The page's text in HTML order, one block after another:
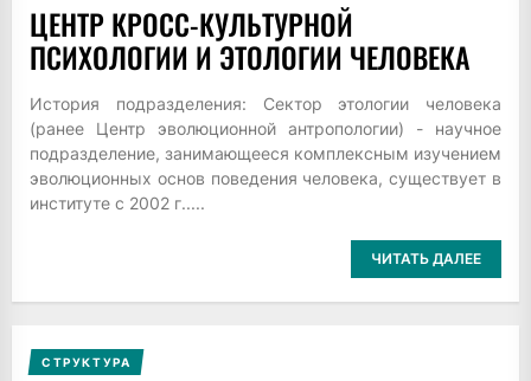
ЦЕНТР КРОСС-КУЛЬТУРНОЙ
ПСИХОЛОГИИ И ЭТОЛОГИИ ЧЕЛОВЕКА
История подразделения: Сектор этологии человека
(ранее Центр эволюционной антропологии) - научное
подразделение, занимающееся комплексным изучением
эволюционных основ поведения человека, существует в
институте с 2002 г.....
ЧИТАТЬ ДАЛЕЕ
СТРУКТУРА